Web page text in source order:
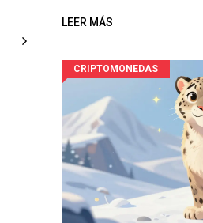
LEER MÁS
CRIPTOMONEDAS